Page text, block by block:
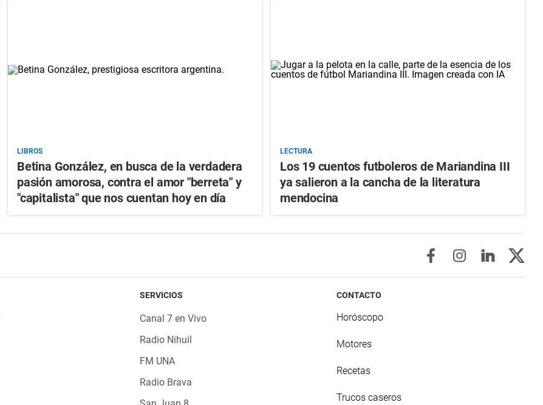
LIBROS
Betina González, en busca de la verdadera
pasión amorosa, contra el amor "berreta" y
"capitalista" que nos cuentan hoy en día
LECTURA
Los 19 cuentos futboleros de Mariandina III
ya salieron a la cancha de la literatura
mendocina
SERVICIOS
Canal 7 en Vivo
Radio Nihuil
FM UNA
Radio Brava
CONTACTO
Horóscopo
Motores
Recetas
Trucos caseros